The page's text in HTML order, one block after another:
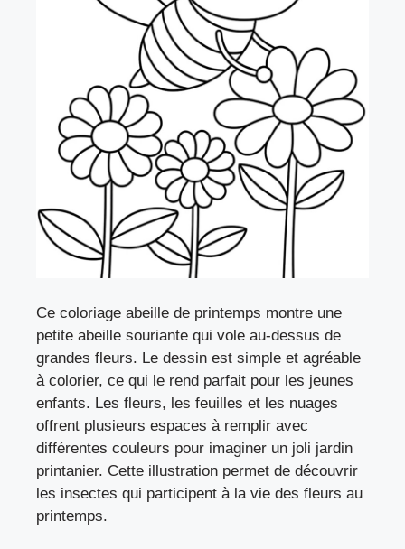
Ce coloriage abeille de printemps montre une
petite abeille souriante qui vole au-dessus de
grandes fleurs. Le dessin est simple et agréable
à colorier, ce qui le rend parfait pour les jeunes
enfants. Les fleurs, les feuilles et les nuages
offrent plusieurs espaces à remplir avec
différentes couleurs pour imaginer un joli jardin
printanier. Cette illustration permet de découvrir
les insectes qui participent à la vie des fleurs au
printemps.